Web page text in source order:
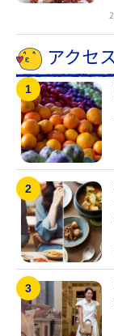
アクセ